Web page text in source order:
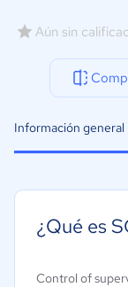
Aún sin
Información general
¿Qué es
Control of